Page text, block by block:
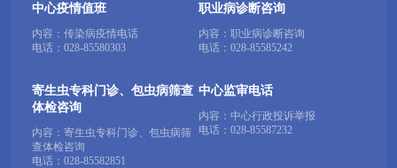
中心疫情值班
内容：传染病疫情电话
电话： 028-85580303
职业病诊断咨询
内容：职业病诊断咨询
电话： 028-85585242
寄生虫专科门诊、包虫病筛查
体检咨询
内容：寄生虫专科门诊、包虫病筛
查体检咨询
电话： 028-85582851
中心监审电话
内容：中心行政投诉举报
电话： 028-85587232